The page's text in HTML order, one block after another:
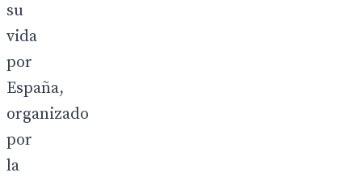
su
vida
por
España,
organizado
por
la